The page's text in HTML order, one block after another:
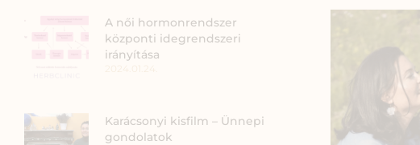
A női hormonrendszer
központi idegrendszeri
irányítása
Karácsonyi kisfilm – Ünnepi
gondolatok